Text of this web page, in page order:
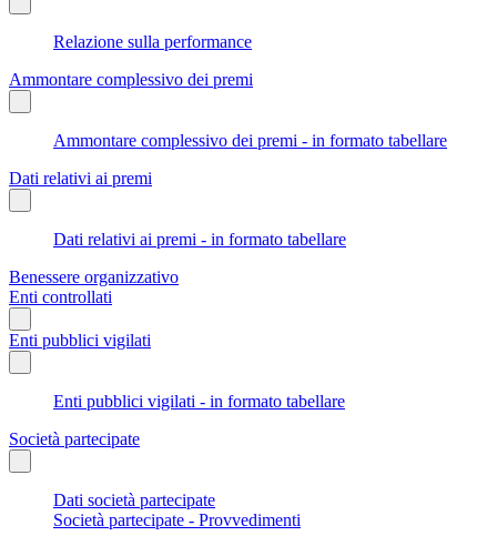
Relazione sulla performance
Ammontare complessivo dei premi
Ammontare complessivo dei premi - in formato tabellare
Dati relativi ai premi
Dati relativi ai premi - in formato tabellare
Benessere organizzativo
Enti controllati
Enti pubblici vigilati
Enti pubblici vigilati - in formato tabellare
Società partecipate
Dati società partecipate
Società partecipate - Provvedimenti